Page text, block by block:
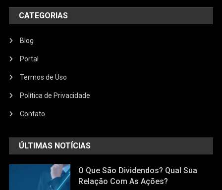
CATEGORIAS
Blog
Portal
Termos de Uso
Política de Privacidade
Contato
ÚLTIMAS NOTÍCIAS
O Que São Dividendos? Qual Sua
Relação Com As Ações?